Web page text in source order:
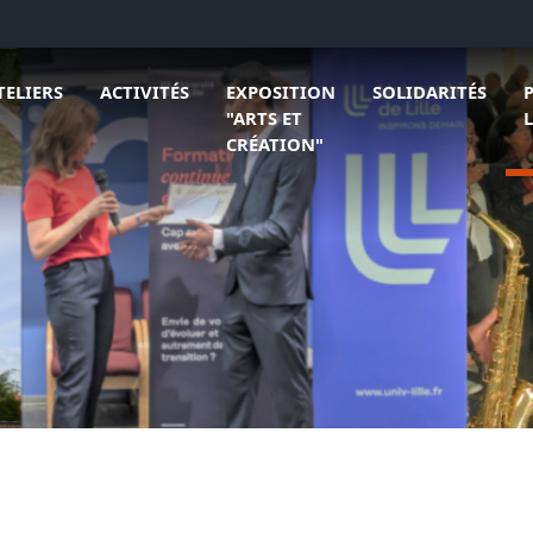
L'association
le sous menu de Ateliers
ACTIVITÉS
Ouvrir le sous menu de Activités
EXPOSITION
"ARTS ET
CRÉATION"
SOLIDARITÉS
Ouvrir le sous